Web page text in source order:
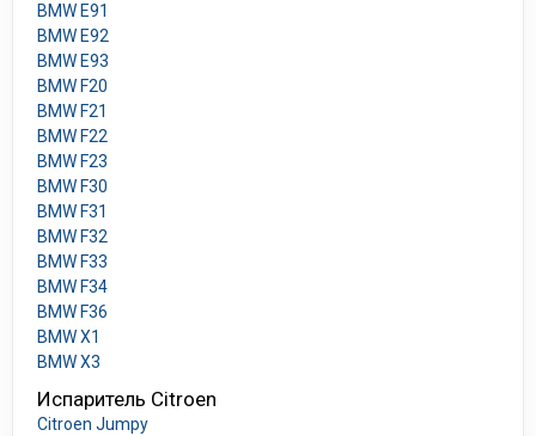
BMW E91
BMW E92
BMW E93
BMW F20
BMW F21
BMW F22
BMW F23
BMW F30
BMW F31
BMW F32
BMW F33
BMW F34
BMW F36
BMW X1
BMW X3
Испаритель Citroen
Citroen Jumpy